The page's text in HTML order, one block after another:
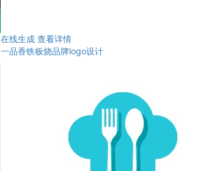
在线生成 查看详情
一品香铁板烧品牌logo设计